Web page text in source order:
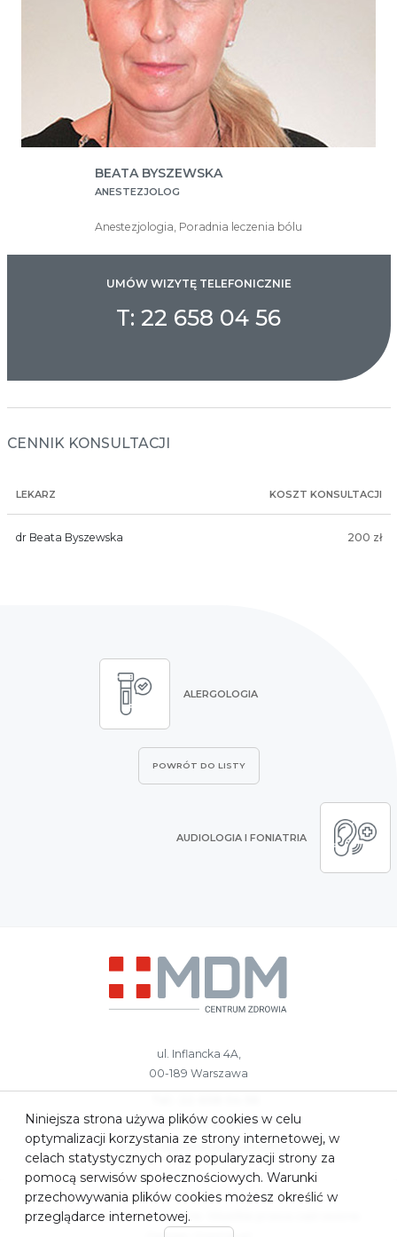
Niniejsza strona używa plików cookies w celu
optymalizacji korzystania ze strony internetowej, w
celach statystycznych oraz popularyzacji strony za
pomocą serwisów społecznościowych. Warunki
przechowywania plików cookies możesz określić w
przeglądarce internetowej.
BEATA BYSZEWSKA
ANESTEZJOLOG
Anestezjologia, Poradnia leczenia bólu
UMÓW WIZYTĘ TELEFONICZNIE
T: 22 658 04 56
CENNIK KONSULTACJI
LEKARZ KOSZT KONSULTACJI
dr Beata Byszewska 200 zł
ALERGOLOGIA
POWRÓT DO LISTY
AUDIOLOGIA I FONIATRIA
ul. Inflancka 4A,
00-189 Warszawa
kom.: 783 959 687
e-mail:rejestracja@czmdm.pl
2023. MDM Centrum Medyczne. Wszelkie prawa zastrzeżone.